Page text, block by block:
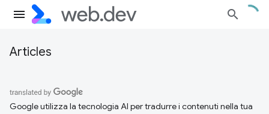
Articles
Google utilizza la tecnologia AI per tradurre i contenuti nella tua